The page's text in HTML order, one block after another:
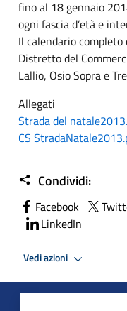
fino al 18 gennaio
ogni fascia d’età e
Il calendario
Distretto del
Lallio, Osio Sopra e
Allegati
Strada del
CS
Condividi:
Facebook
LinkedIn
Vedi azioni